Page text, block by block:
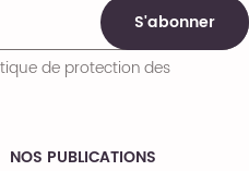
NOS PUBLICATIONS
S'abonner
de protection des